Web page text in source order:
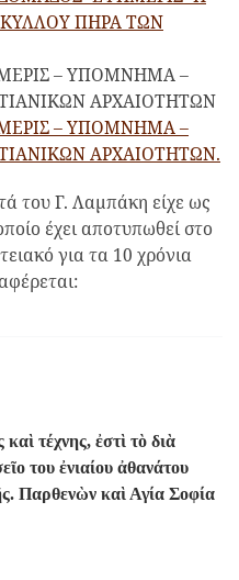
έχει αποτυπωθεί στο
για τα 10 χρόνια
τέχνης, ἐστὶ τὸ διὰ
του ἐνιαίου ἀθανάτου
Παρθενὼν καὶ Αγία Σοφία
με έμφαση στοΕνιαίο
φυλήςθεωρούμε ότι
Έλληνα Θεολόγου /